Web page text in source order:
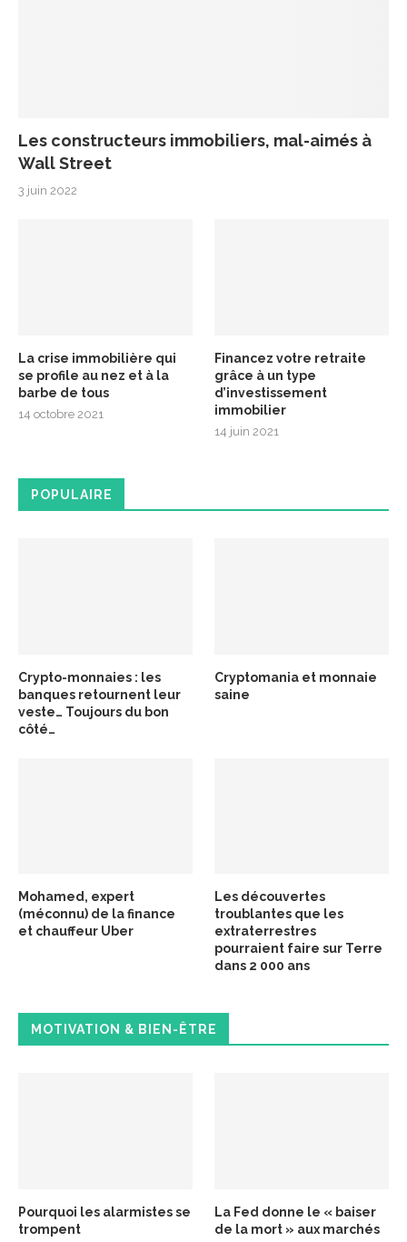
Les constructeurs immobiliers, mal-aimés à
Wall Street
3 juin 2022
La crise immobilière qui
se profile au nez et à la
barbe de tous
14 octobre 2021
Financez votre retraite
grâce à un type
d’investissement
immobilier
14 juin 2021
POPULAIRE
Crypto-monnaies : les
banques retournent leur
veste… Toujours du bon
côté…
Cryptomania et monnaie
saine
Mohamed, expert
(méconnu) de la finance
et chauffeur Uber
Les découvertes
troublantes que les
extraterrestres
pourraient faire sur Terre
dans 2 000 ans
MOTIVATION & BIEN-ÊTRE
Pourquoi les alarmistes se
trompent
La Fed donne le « baiser
de la mort » aux marchés